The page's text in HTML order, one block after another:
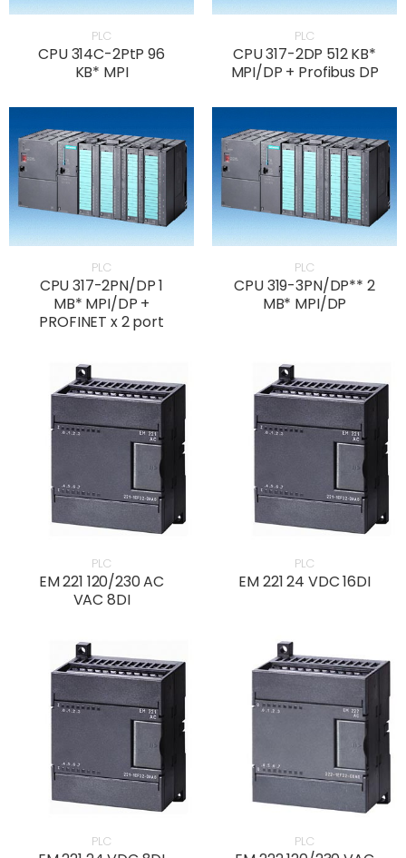
PLC
CPU 314C-2PtP 96
KB* MPI
PLC
CPU 317-2DP 512 KB*
MPI/DP + Profibus DP
PLC
CPU 317-2PN/DP 1
MB* MPI/DP +
PROFINET x 2 port
PLC
CPU 319-3PN/DP** 2
MB* MPI/DP
PLC
EM 221 120/230 AC
VAC 8DI
PLC
EM 221 24 VDC 16DI
PLC PLC